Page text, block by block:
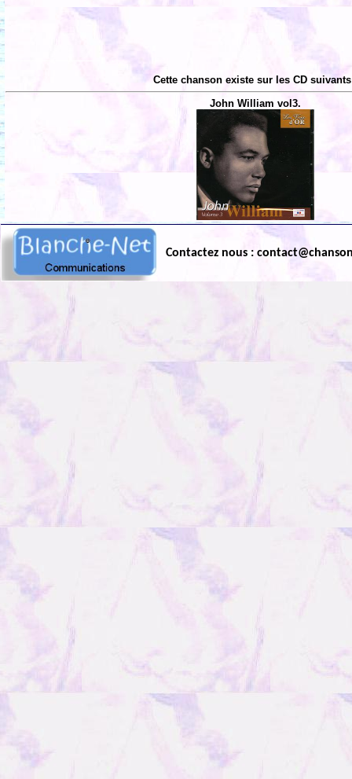
Cette chanson existe sur les CD
John William vol3.
Contactez nous :